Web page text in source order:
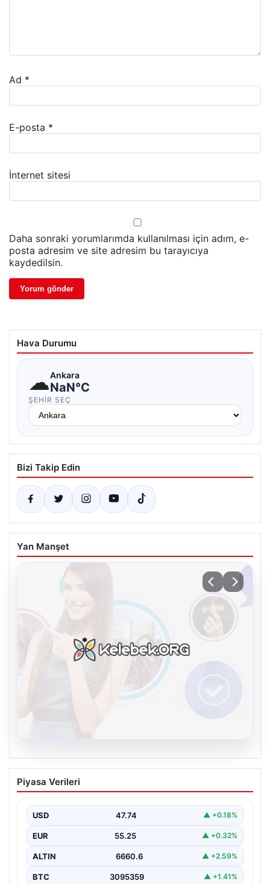
Ad *
E-posta *
İnternet sitesi
Daha sonraki yorumlarımda kullanılması için adım, e-
posta adresim ve site adresim bu tarayıcıya
kaydedilsin.
Hava Durumu
☁Ankara
NaN°C
ŞEHIR SEÇ
Bizi Takip Edin
Yan Manşet
Kelebek.Org İle Çevrim içi İletişimin
Güvenli Adresi Ve Muhabbet Deneyimi
sağlaması büyük bir değer ifade etmektedir. Halen…
Piyasa Verileri
USD 47.74 ▲ +0.18%
EUR 55.25 ▲ +0.32%
ALTIN 6660.6 ▲ +2.59%
BTC 3095359 ▲ +1.41%